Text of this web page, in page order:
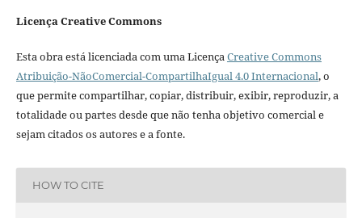
Licença Creative Commons
Esta obra está licenciada com uma Licença Creative Commons
Atribuição-NãoComercial-CompartilhaIgual 4.0 Internacional, o
que permite compartilhar, copiar, distribuir, exibir, reproduzir, a
totalidade ou partes desde que não tenha objetivo comercial e
sejam citados os autores e a fonte.
HOW TO CITE